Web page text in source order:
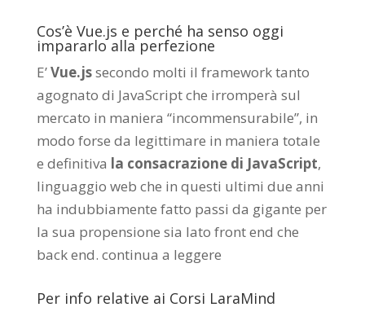
Cos’è Vue.js e perché ha senso oggi
impararlo alla perfezione
E’Vue.jssecondo molti il framework tanto
agognato di JavaScript che irromperà sul
mercato in maniera “incommensurabile”, in
modo forse da legittimare in maniera totale
e definitiva la consacrazione di JavaScript,
linguaggio web che in questi ultimi due anni
ha indubbiamente fatto passi da gigante per
la sua propensione sia lato front end che
back end. continua a leggere
Per info relative ai Corsi LaraMind